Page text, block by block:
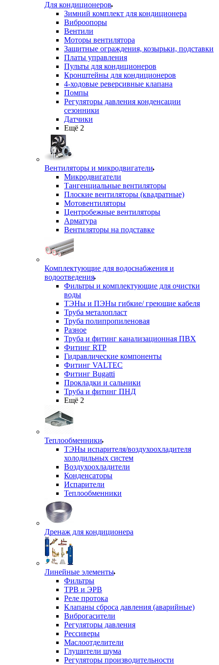
Для кондиционеров
Зимний комплект для кондиционера
Виброопоры
Вентили
Моторы вентилятора
Защитные ограждения, козырьки, подставки
Платы управления
Пульты для кондиционеров
Кронштейны для кондиционеров
4-ходовые реверсивные клапана
Помпы
Регуляторы давления конденсации
сезонники
Датчики
Ещё 2
Вентиляторы и микродвигатели
Микродвигатели
Тангенциальные вентиляторы
Плоские вентиляторы (квадратные)
Мотовентиляторы
Центробежные вентиляторы
Арматура
Вентиляторы на подставке
Комплектующие для водоснабжения и
водоотведения
Фильтры и комплектующие для очистки
воды
ТЭНы и ПЭНы гибкие/ греющие кабеля
Труба металопласт
Труба полипропиленовая
Разное
Труба и фитинг канализационная ПВХ
Фитинг RTP
Гидравлические компоненты
Фитинг VALTEC
Фитинг Bugatti
Прокладки и сальники
Труба и фитинг ПНД
Ещё 2
Теплообменники
ТЭНы испарителя/воздухоохладителя
холодильных систем
Воздухоохладители
Конденсаторы
Испарители
Теплообменники
Дренаж для кондиционера
Линейные элементы
Фильтры
ТРВ и ЭРВ
Реле протока
Клапаны сброса давления (аварийные)
Виброгасители
Регуляторы давления
Рессиверы
Маслоотделители
Глушители шума
Регуляторы производительности